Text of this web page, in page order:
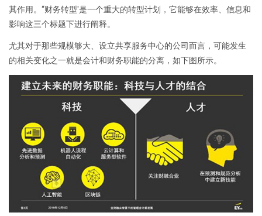
其作用。“财务转型'是一个重大的转型计划，它能够在效率、信息和
影响这三个标题下进行阐释。
尤其对于那些规模够大、设立共享服务中心的公司而言，可能发生
的相关变化之一就是会计和财务职能的分离，如下图所示。